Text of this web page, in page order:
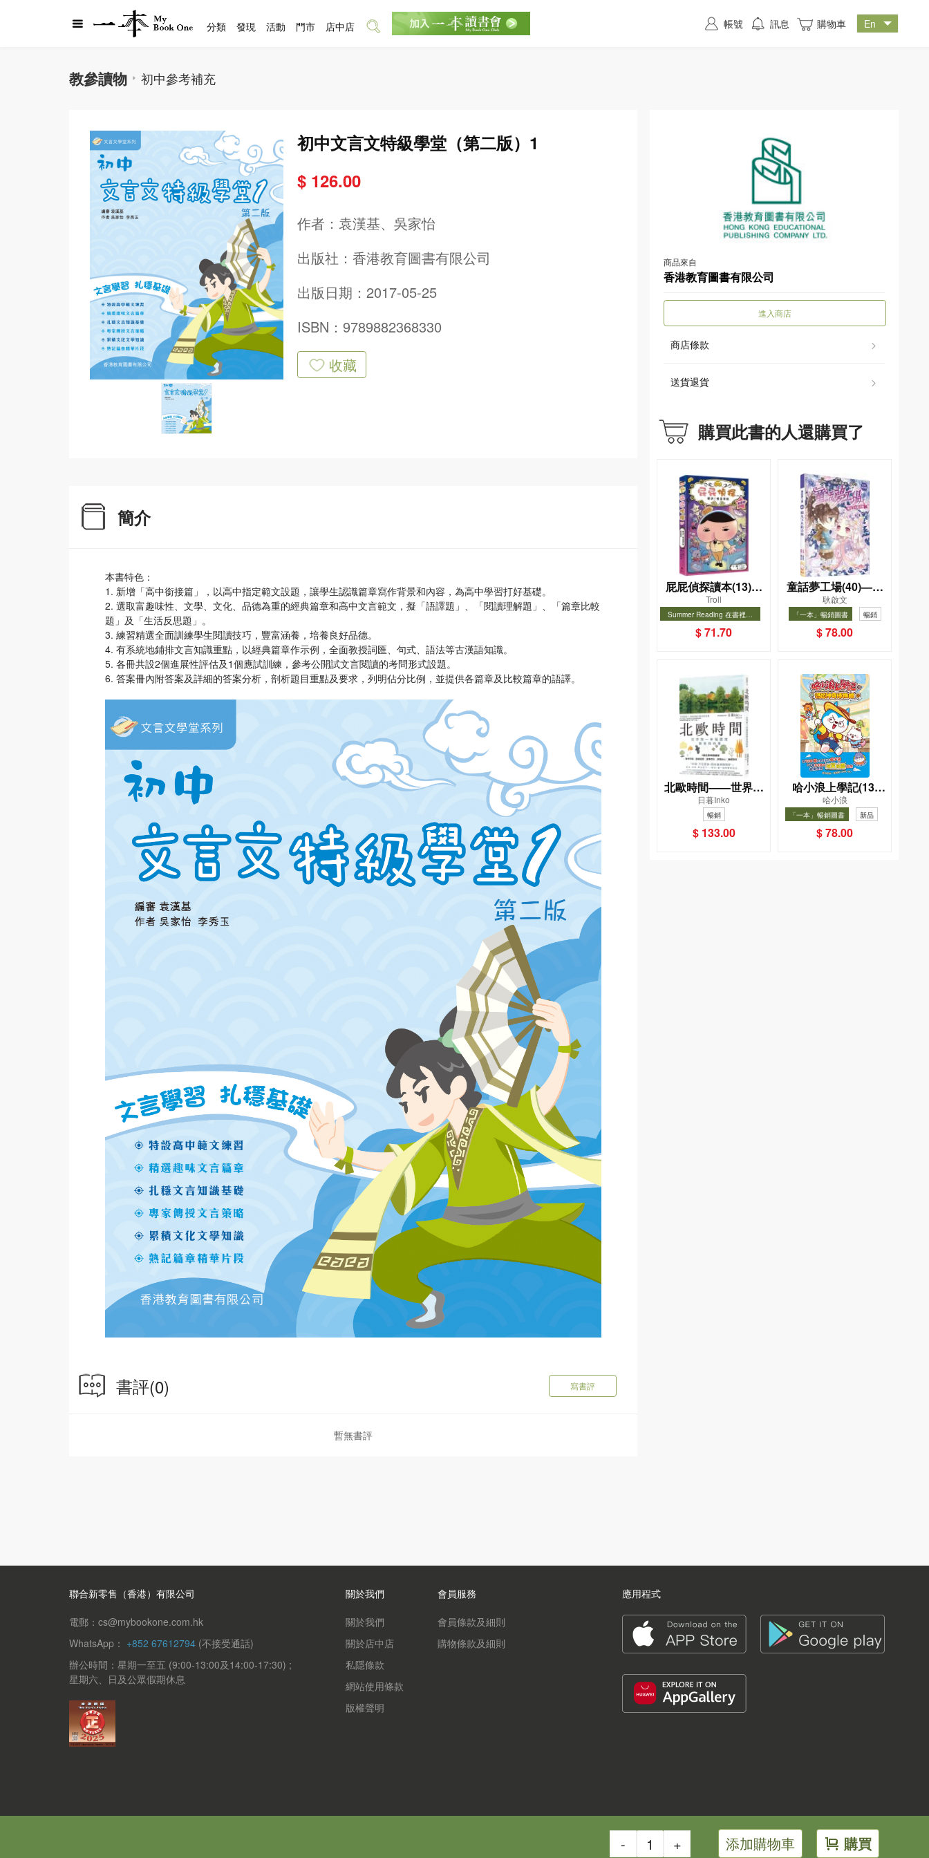
教參讀物 初中參考補充
初中文言文特級學堂（第二版）1
$ 126.00
作者： 袁漢基、吳家怡
出版社： 香港教育圖書有限公司
出版日期：2017-05-25
ISBN：9789882368330
收藏
簡介
本書特色：
1. 新增「高中銜接篇」，以高中指定範文設題，讓學生認識篇章寫作背景和內容，為高中學習打好基礎。
2. 選取富趣味性、文學、文化、品德為重的經典篇章和高中文言範文，擬「語譯題」、「閱讀理解題」、「篇章比較
題」及「生活反思題」。
3. 練習精選全面訓練學生閱讀技巧，豐富涵養，培養良好品德。
4. 有系統地鋪排文言知識重點，以經典篇章作示例，全面教授詞匯、句式、語法等古漢語知識。
5. 各冊共設2個進展性評估及1個應試訓練，參考公開試文言閱讀的考問形式設題。
6. 答案冊內附答案及詳細的答案分析，剖析題目重點及要求，列明佔分比例，並提供各篇章及比較篇章的語譯。
書評(0) 寫書評
暫無書評
- + 添加購物車 購買
商品來自
香港教育圖書有限公司
進入商店
商店條款
送貨退貨
購買此書的人還購買了
屁屁偵探讀本(13)－
－對決！怪盜學院
（星星篇）
Troll
Summer Reading 在書裡度
選圖書67折
暢銷
$ 71.70
童話夢工場(40)——
織女下凡結奇緣
耿啟文
「一本」暢銷圖書 暢銷
$ 78.00
北歐時間——世界第
一幸福國度教會我的
事
日暮Inko
暢銷
$ 133.00
哈小浪上學記(13)
——逃出神奇博物館
哈小浪
「一本」暢銷圖書
新品
暢銷
$ 78.00
分類 發現 活動 門市 店中店 帳號 訊息 購物車
聯合新零售（香港）有限公司
電郵：cs@mybookone.com.hk
WhatsApp： +852 67612794 (不接受通話)
辦公時間：星期一至五 (9:00-13:00及14:00-17:30) ;
星期六、日及公眾假期休息
關於我們
關於我們
關於店中店
私隱條款
網站使用條款
版權聲明
會員服務
會員條款及細則
購物條款及細則
應用程式